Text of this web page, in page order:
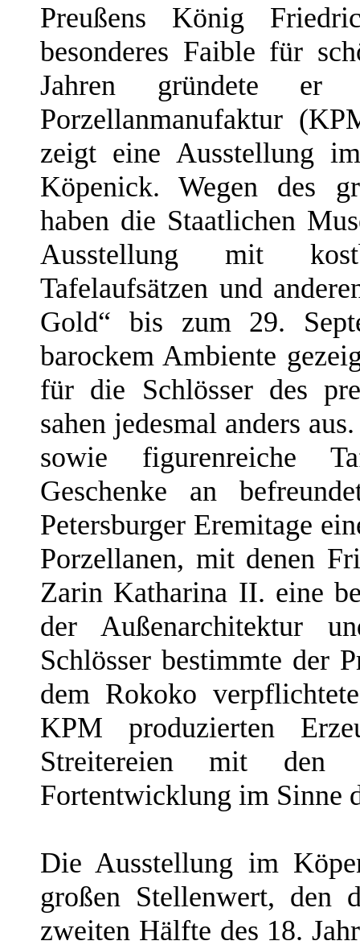
Preußens König
besonderes Faible für
Jahren gründete
Porzellanmanufaktur
zeigt eine Ausstellung
Köpenick. Wegen des
haben die Staatlichen
Ausstellung mit
Tafelaufsätzen und
Gold“ bis zum 29.
barockem Ambiente
für die Schlösser des
sahen jedesmal anders
sowie figurenreiche
Geschenke an
Petersburger Eremitage
Porzellanen, mit denen
Zarin Katharina II. eine
der Außenarchitektur
Schlösser bestimmte der
dem Rokoko
KPM produzierten
Streitereien mit den
Fortentwicklung im Sinne
Die Ausstellung im
großen Stellenwert, den
zweiten Hälfte des 18.